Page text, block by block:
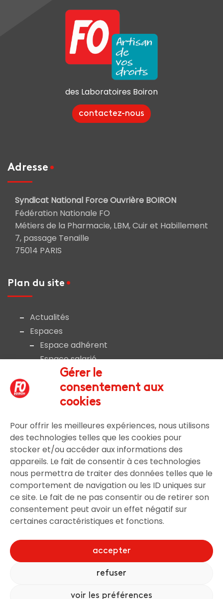
Gérer le
consentement aux
cookies
Pour offrir les meilleures expériences, nous utilisons
des technologies telles que les cookies pour
stocker et/ou accéder aux informations des
appareils. Le fait de consentir à ces technologies
nous permettra de traiter des données telles que le
comportement de navigation ou les ID uniques sur
ce site. Le fait de ne pas consentir ou de retirer son
consentement peut avoir un effet négatif sur
certaines caractéristiques et fonctions.
accepter
refuser
voir les préférences
des Laboratoires Boiron
contactez-nous
Adresse
Syndicat National Force Ouvrière BOIRON
Fédération Nationale FO
Métiers de la Pharmacie, LBM, Cuir et Habillement
7, passage Tenaille
75014 PARIS
Plan du site
Actualités
Espaces
Espace adhérent
Espace salarié
Liens et documents utiles
Nous rejoindre
Nous contacter
Légal
Mentions légales
Gestion utilisateur
NC Solutions- Tous droits réservés